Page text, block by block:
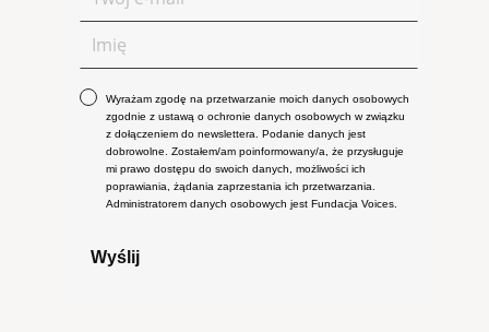
Wyrażam zgodę na przetwarzanie moich danych osobowych
zgodnie z ustawą o ochronie danych osobowych w związku
z dołączeniem do newslettera. Podanie danych jest
dobrowolne. Zostałem/am poinformowany/a, że przysługuje
mi prawo dostępu do swoich danych, możliwości ich
poprawiania, żądania zaprzestania ich przetwarzania.
Administratorem danych osobowych jest Fundacja Voices.
Wyślij